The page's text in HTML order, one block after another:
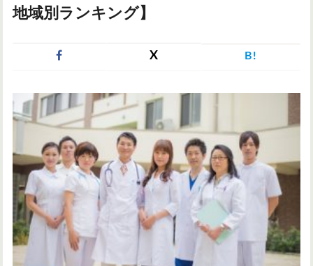
育毛剤
発毛
円形脱毛症
お問い合わせ
地域別ランキング】
X B!
症状・悩みから記事を探す
つむじハゲ
円形脱毛症 女性の薄毛
対策・アイテムから記事を探す